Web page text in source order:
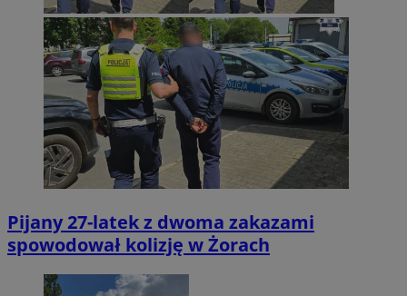
Pijany 27-latek z dwoma zakazami
spowodował kolizję w Żorach